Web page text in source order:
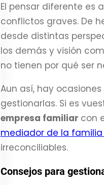
El pensar diferente es
conflictos graves. De
desde distintas
los demás y visión
no tienen por qué ser
Aun así, hay
gestionarlas. Si es
empresa familiar con
mediador de la
irreconciliables.
Consejos para